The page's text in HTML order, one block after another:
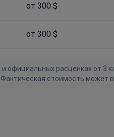
от 300 $
от 300 $
расценках от 3
стоимость может